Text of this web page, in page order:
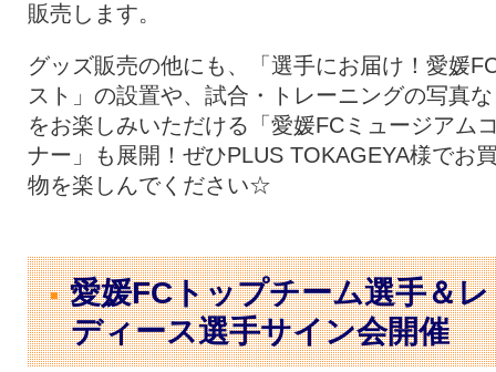
販売します。
グッズ販売の他にも、「選手にお届け！愛媛
スト」の設置や、試合・トレーニングの写真
をお楽しみいただける「愛媛FCミュージアム
ナー」も展開！ぜひPLUS TOKAGEYA様でお
物を楽しんでください☆
愛媛FCトップチーム選手＆レ
ディース選手サイン会開催